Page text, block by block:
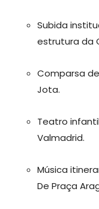
Subida
estrutura da
Comparsa
Jota.
Teatro
Valmadrid.
Música
De Praça